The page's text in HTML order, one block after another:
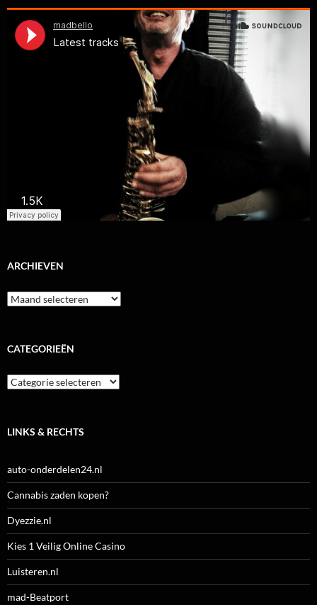
ARCHIEVEN
Archieven
CATEGORIEËN
Categorieën
LINKS & RECHTS
auto-onderdelen24.nl
Cannabis zaden kopen?
Dyezzie.nl
Kies 1 Veilig Online Casino
Luisteren.nl
mad-Beatport